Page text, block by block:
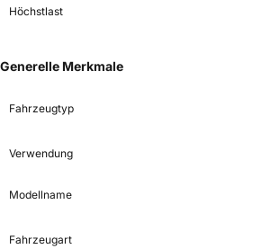
Höchstlast
Generelle Merkmale
Fahrzeugtyp
Verwendung
Modellname
Fahrzeugart